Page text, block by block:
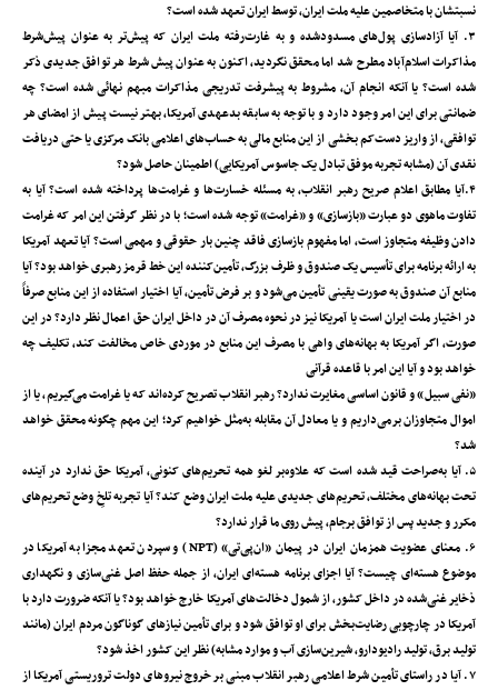
نسبتشان با متخاصمین علیه ملت ایران، توسط ایران تعهد شده است؟
۳. آیا آزادسازی پول‌های مسدودشده و به غارت‌رفته ملت ایران که پیش‌تر به عنوان پیش‌شرط
مذاکرات اسلام‌آباد مطرح شد اما محقق نگردید، اکنون به عنوان پیش‌شرط هر توافق جدیدی ذکر
شده است؟ یا آنکه انجام آن، مشروط به پیشرفت تدریجی مذاکرات مبهم نهائی شده است؟ چه
ضمانتی برای این امر وجود دارد و با توجه به سابقه بدعهدی آمریکا، بهتر نیست پیش از امضای هر
توافقی، از واریز دست‌کم بخشی از این منابع مالی به حساب‌های اعلامی بانک مرکزی یا حتی دریافت
نقدی آن (مشابه تجربه موفق تبادل یک جاسوس آمریکایی) اطمینان حاصل شود؟
۴.آیا مطابق اعلام صریح رهبر انقلاب، به مسئله خسارت‌ها و غرامت‌ها پرداخته شده است؟ آیا به
تفاوت ماهوی دو عبارت «بازسازی» و «غرامت» توجه شده است؛ با در نظر گرفتن این امر که غرامت
دادن وظیفه متجاوز است، اما مفهوم بازسازی فاقد چنین بار حقوقی و مهمی است؟ آیا تعهد آمریکا
به ارائه برنامه برای تأسیس یک صندوق و ظرف بزرگ، تأمین‌کننده این خط قرمز رهبری خواهد بود؟ آیا
منابع آن صندوق به صورت یقینی تأمین می‌شود و بر فرض تأمین، آیا اختیار استفاده از این منابع صرفاً
در اختیار ملت ایران است یا آمریکا نیز در نحوه مصرف آن در داخل ایران حق اعمال نظر دارد؟ در این
صورت، اگر آمریکا به بهانه‌های واهی با مصرف این منابع در موردی خاص مخالفت کند، تکلیف چه
خواهد بود و آیا این امر با قاعده قرآنی
«نفی سبیل» و قانون اساسی مغایرت ندارد؟ رهبر انقلاب تصریح کرده‌اند که یا غرامت می‌گیریم، یا از
اموال متجاوزان برمی‌داریم و یا معادل آن مقابله‌ به‌مثل خواهیم کرد؛ این مهم چگونه محقق خواهد
شد؟
۵. آیا به‌صراحت قید شده است که علاوه‌بر لغو همه تحریم‌های کنونی، آمریکا حق ندارد در آینده
تحت بهانه‌های مختلف، تحریم‌های جدیدی علیه ملت ایران وضع کند؟ آیا تجربه تلخِ وضع تحریم‌های
مکرر و جدید پس از توافق برجام، پیش روی ما قرار ندارد؟
۶. معنای عضویت همزمان ایران در پیمان «ان‌پی‌تی» (NPT) و سپردن تعهد مجزا به آمریکا در
موضوع هسته‌ای چیست؟ آیا اجزای برنامه هسته‌ای ایران، از جمله حفظ اصل غنی‌سازی و نگهداری
ذخایر غنی‌شده در داخل کشور، از شمول دخالت‌های آمریکا خارج خواهد بود؟ یا آنکه ضرورت دارد با
آمریکا در چارچوبی رضایت‌بخش برای او توافق شود و برای تأمین نیازهای گوناگون مردم ایران (مانند
تولید برق، تولید رادیودارو، شیرین‌سازی آب و موارد مشابه) نظر این کشور اخذ شود؟
۷. آیا در راستای تأمین شرط اعلامی رهبر انقلاب مبنی بر خروج نیروهای دولت تروریستی آمریکا از